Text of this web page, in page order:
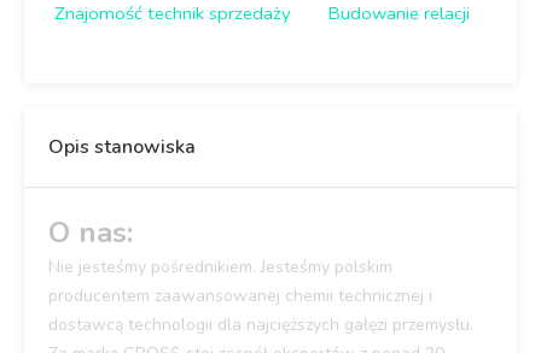
Znajomość technik sprzedaży Budowanie relacji
Opis stanowiska
O nas:
Nie jesteśmy pośrednikiem. Jesteśmy polskim
producentem zaawansowanej chemii technicznej i
dostawcą technologii dla najcięższych gałęzi przemysłu.